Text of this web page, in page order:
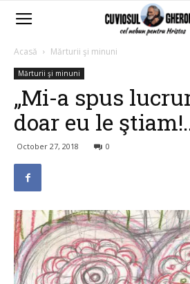
Acasă Mărturii şi minuni
Mărturii şi minuni
„Mi-a spus
doar eu le
October 27, 2018 0